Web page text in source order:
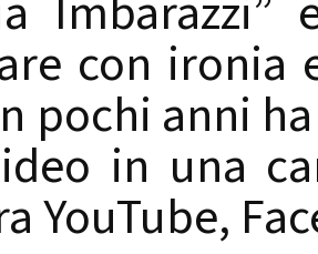
con
pochi anni
in una
YouTube,